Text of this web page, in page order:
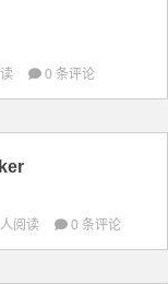
0 条评论
阅读 0 条评论